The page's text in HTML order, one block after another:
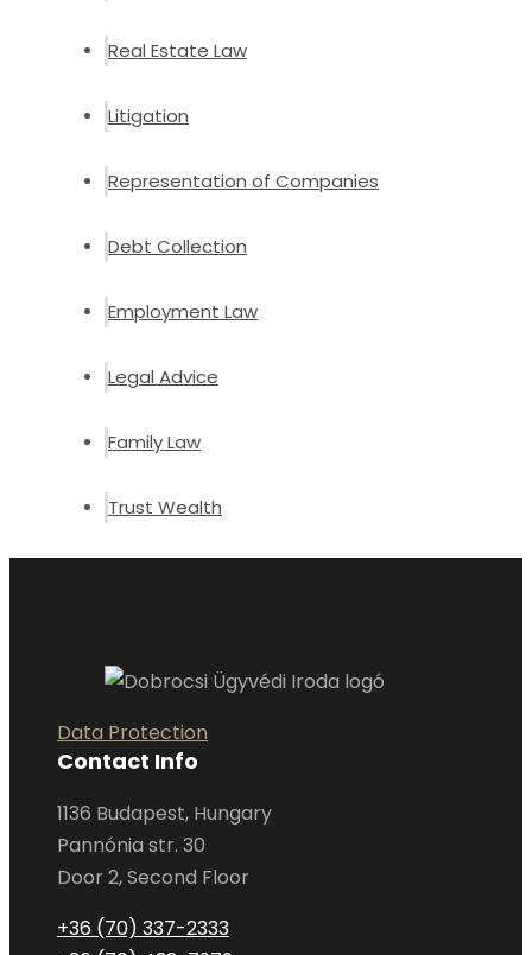
Real Estate Law
Litigation
Representation of Companies
Debt Collection
Employment Law
Legal Advice
Family Law
Trust Wealth
Data Protection
Contact Info
1136 Budapest, Hungary
Pannónia str. 30
Door 2, Second Floor
+36 (70) 337-2333